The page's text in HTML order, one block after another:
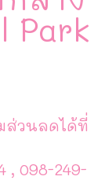
Park
ส่วนลดได้ที่
, 098-249-